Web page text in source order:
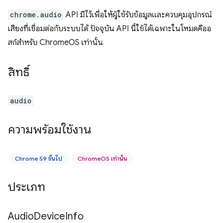
chrome.audio API มีไว้เพื่อให้ผู้ใช้รับข้อมูลและควบคุมอุปกรณ์
เสียงที่เชื่อมต่อกับระบบได้ ปัจจุบัน API นี้ใช้ได้เฉพาะในโหมดคีออ
สก์สำหรับ ChromeOS เท่านั้น
สิทธิ์
audio
ความพร้อมใช้งาน
Chrome 59 ขึ้นไป ChromeOS เท่านั้น
ประเภท
AudioDeviceInfo